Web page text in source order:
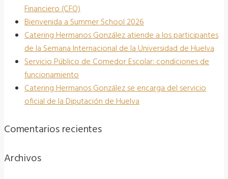
Financiero (CFO)
Bienvenida a Summer School 2026
Catering Hermanos González atiende a los participantes
de la Semana Internacional de la Universidad de Huelva
Servicio Público de Comedor Escolar: condiciones de
funcionamiento
Catering Hermanos González se encarga del servicio
oficial de la Diputación de Huelva
Comentarios recientes
Archivos